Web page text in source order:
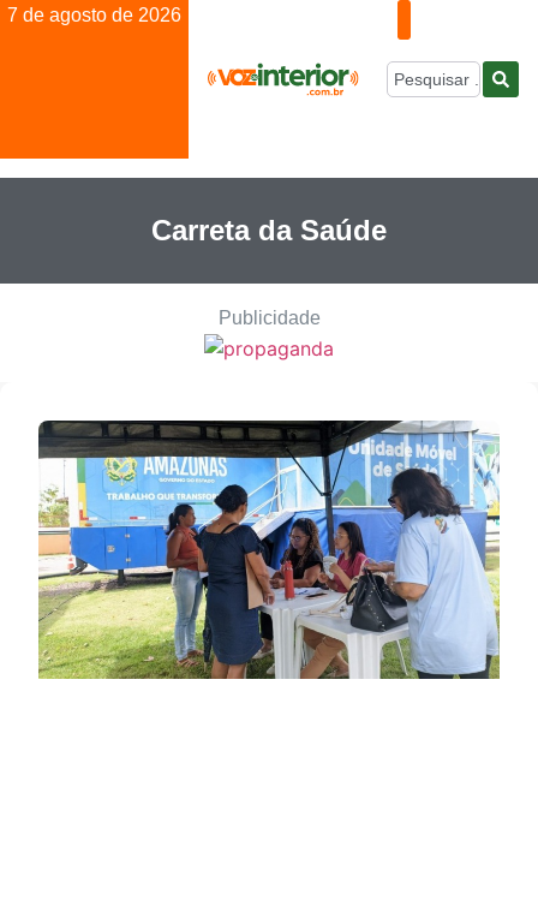
7 de agosto de 2026
Carreta da Saúde
Publicidade